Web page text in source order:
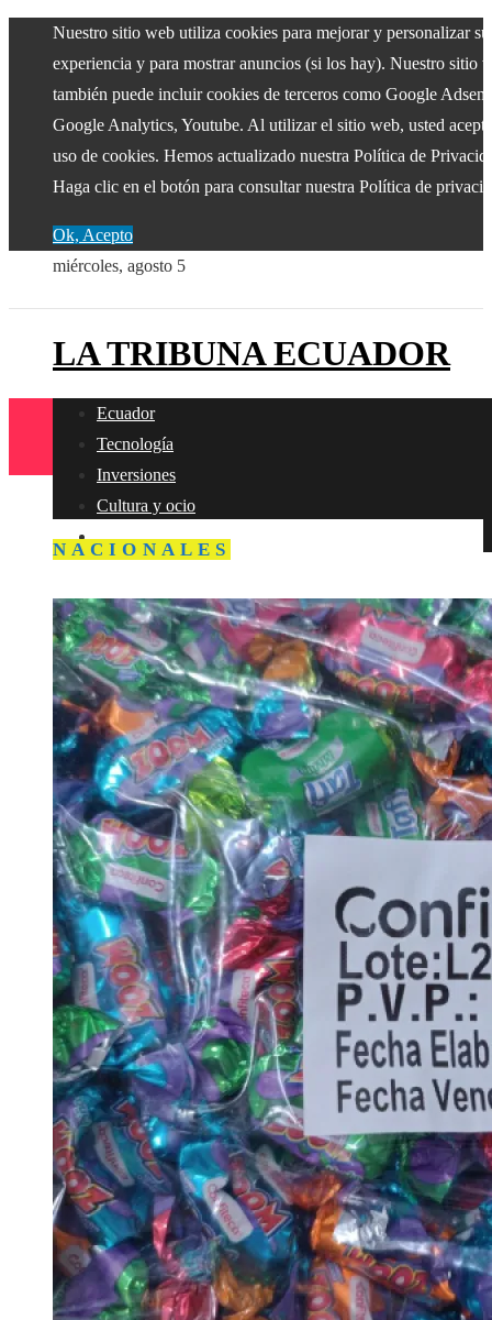
Nuestro sitio web utiliza cookies para mejorar y personalizar su
experiencia y para mostrar anuncios (si los hay). Nuestro sitio
también puede incluir cookies de terceros como Google
Google Analytics, Youtube. Al utilizar el sitio web, usted
uso de cookies. Hemos actualizado nuestra Política de
Haga clic en el botón para consultar nuestra Política de
Ok, Acepto
miércoles, agosto 5
LA TRIBUNA ECUADOR
Ecuador
Tecnología
Inversiones
Cultura y ocio
Responsabilidad social
NACIONALES